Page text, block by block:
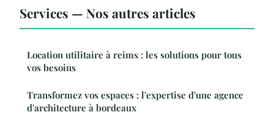
Services — Nos autres articles
Location utilitaire à reims : les solutions pour tous
vos besoins
Transformez vos espaces : l'expertise d'une agence
d'architecture à bordeaux